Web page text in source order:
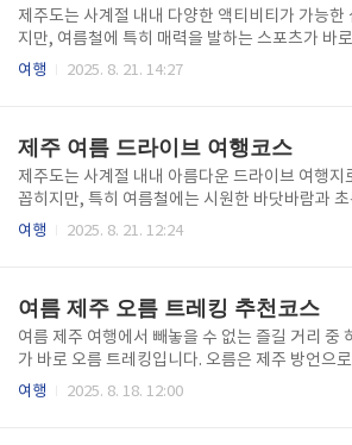
제주도는 사계절 내내 다양한 액티비티가 가능한
지만, 여름철에 특히 매력을 발하는 스포츠가 바
입니다. 푸른 바다와 시원한 파도를 배경으로 즐기
운영되고 있어 입문자에게도 적합합니다. 서핑은
히 기술을 배우는 과정이 아니라 파도와 몸이 하나
경험을 통해 일상에서 느끼기 힘든 해방감을 줍니
한, 서핑이 끝난 후 즐길 수 있는 카페나 맛집, 해변
까지 더해진다면 하루의 피로는 온전히 해소됩니
적으로 안내..
여행 2025. 8. 21. 14:27
제주 여름 드라이브 여행코스
제주도는 사계절 내내 아름다운 드라이브 여행지
꼽히지만, 특히 여름철에는 시원한 바닷바람과
풍경이 어우러져 특별한 경험을 선사합니다. 자동
리고 전망대가 어우러져 있으며, 중간중간 들를 수
맛집과 카페, 해수욕장은 여행을 더욱 풍성하게 합
본문에서는 여름 제주 드라이브에 추천할 만한 대
스와 함께 안전 운전 팁, 그리고 드라이브 중 즐길
는 포인트들을 상세히 소개하여 여행자가 더욱 만
여행 2025. 8. 21. 12:24
여름 제주 오름 트레킹 추천코스
여름 제주 여행에서 빼놓을 수 없는 즐길 거리 중
가 바로 오름 트레킹입니다. 오름은 제주 방언으
활동에 의해 형성된 작은 화산체를 뜻하는데, 비교
여행 2025. 8. 18. 12:00